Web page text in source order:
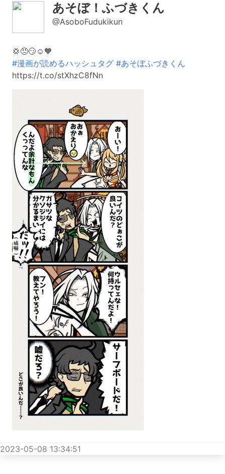
あそぼ！ふづきくん
@AsoboFudukikun
💢😠😏☺️🧡
#漫画が読めるハッシュタグ #あそぼふづきくん
https://t.co/stXhzC8fNn
2023-05-08 13:34:51